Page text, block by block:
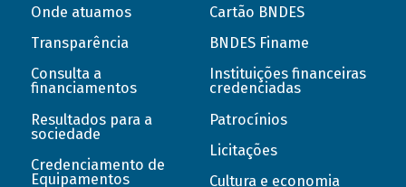
Onde atuamos
Transparência
Consulta a
financiamentos
Resultados para a
sociedade
Credenciamento de
Equipamentos
Cartão BNDES
BNDES Finame
Instituições financeiras
credenciadas
Patrocínios
Licitações
Cultura e economia